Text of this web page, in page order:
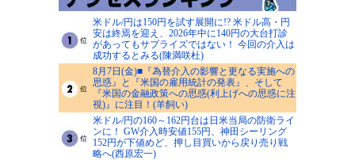
米ドル/円は150円を試す展開に!? 米ドル高・円
安は終焉を迎え、2026年中に140円の大台打診
があってもサプライズではない！ 今回の介入は
成功するとみる(陳満咲杜)
8月7日(金)■『為替介入の影響と更なる実施への
思惑』と『米国の雇用統計の発表』、そして
『米国の金融政策への思惑(利上げへの思惑に注
視)』に注目！(羊飼い)
米ドル/円の160～162円台は日米当局の防衛ライ
ンに！ GW介入時安値155円、神田シーリング
152円が下値めど、押し目買いから戻り売り戦
略へ(西原宏一)